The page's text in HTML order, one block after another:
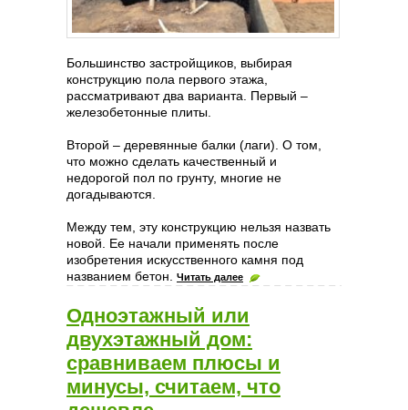
Большинство застройщиков, выбирая
конструкцию пола первого этажа,
рассматривают два варианта. Первый –
железобетонные плиты.
Второй – деревянные балки (лаги). О том,
что можно сделать качественный и
недорогой пол по грунту, многие не
догадываются.
Между тем, эту конструкцию нельзя назвать
новой. Ее начали применять после
изобретения искусственного камня под
названием бетон.
Читать далее
Одноэтажный или
двухэтажный дом:
сравниваем плюсы и
минусы, считаем, что